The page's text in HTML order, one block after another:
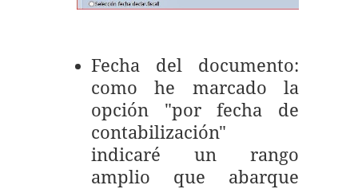
Fecha del documento:
como he marcado la
opción "por fecha de
contabilización"
indicaré un rango
amplio que abarque